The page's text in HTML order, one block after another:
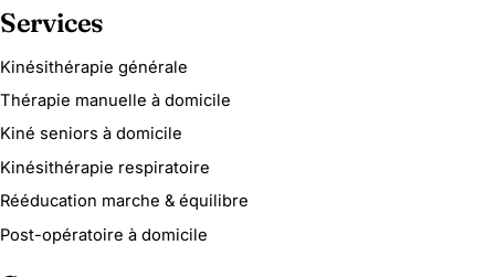
Services
Kinésithérapie générale
Thérapie manuelle à domicile
Kiné seniors à domicile
Kinésithérapie respiratoire
Rééducation marche & équilibre
Post-opératoire à domicile